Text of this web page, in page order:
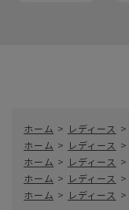
ホーム > レディース >
ホーム > レディース >
ホーム > レディース >
ホーム > レディース >
ホーム > レディース >